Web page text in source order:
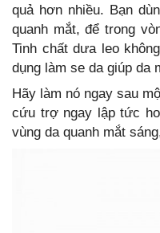
quả hơn nhiều. Bạn
quanh mắt, để trong
Tinh chất dưa leo
dụng làm se da giúp da
Hãy làm nó ngay sau
cứu trợ ngay lập tức
vùng da quanh mắt